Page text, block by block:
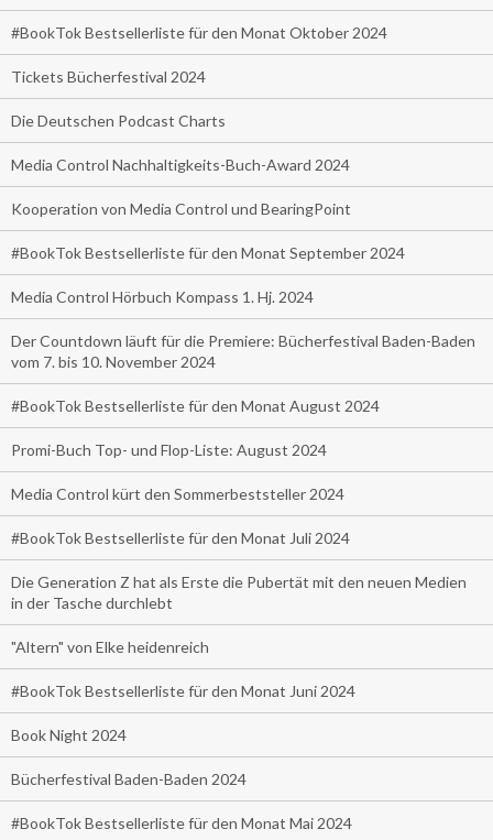
#BookTok Bestsellerliste für den Monat Oktober 2024
Tickets Bücherfestival 2024
Die Deutschen Podcast Charts
Media Control Nachhaltigkeits-Buch-Award 2024
Kooperation von Media Control und BearingPoint
#BookTok Bestsellerliste für den Monat September 2024
Media Control Hörbuch Kompass 1. Hj. 2024
Der Countdown läuft für die Premiere: Bücherfestival Baden-Baden
vom 7. bis 10. November 2024
#BookTok Bestsellerliste für den Monat August 2024
Promi-Buch Top- und Flop-Liste: August 2024
Media Control kürt den Sommerbeststeller 2024
#BookTok Bestsellerliste für den Monat Juli 2024
Die Generation Z hat als Erste die Pubertät mit den neuen Medien
in der Tasche durchlebt
"Altern" von Elke heidenreich
#BookTok Bestsellerliste für den Monat Juni 2024
Book Night 2024
Bücherfestival Baden-Baden 2024
#BookTok Bestsellerliste für den Monat Mai 2024